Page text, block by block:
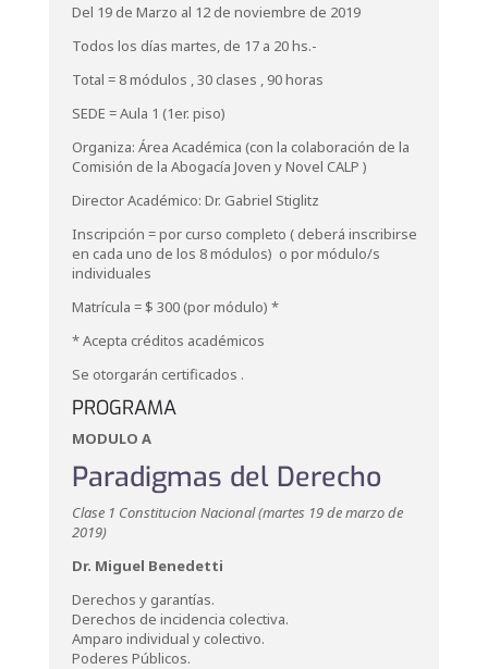
Del 19 de Marzo al 12 de noviembre de 2019
Todos los días martes, de 17 a 20 hs.-
Total = 8 módulos , 30 clases , 90 horas
SEDE = Aula 1 (1er. piso)
Organiza: Área Académica (con la colaboración de la
Comisión de la Abogacía Joven y Novel CALP )
Director Académico: Dr. Gabriel Stiglitz
Inscripción = por curso completo ( deberá inscribirse
en cada uno de los 8 módulos) o por módulo/s
individuales
Matrícula = $ 300 (por módulo) *
* Acepta créditos académicos
Se otorgarán certificados .
PROGRAMA
MODULO A
Paradigmas del Derecho
Clase 1 Constitucion Nacional (martes 19 de marzo de
2019)
Dr. Miguel Benedetti
Derechos y garantías.
Derechos de incidencia colectiva.
Amparo individual y colectivo.
Poderes Públicos.